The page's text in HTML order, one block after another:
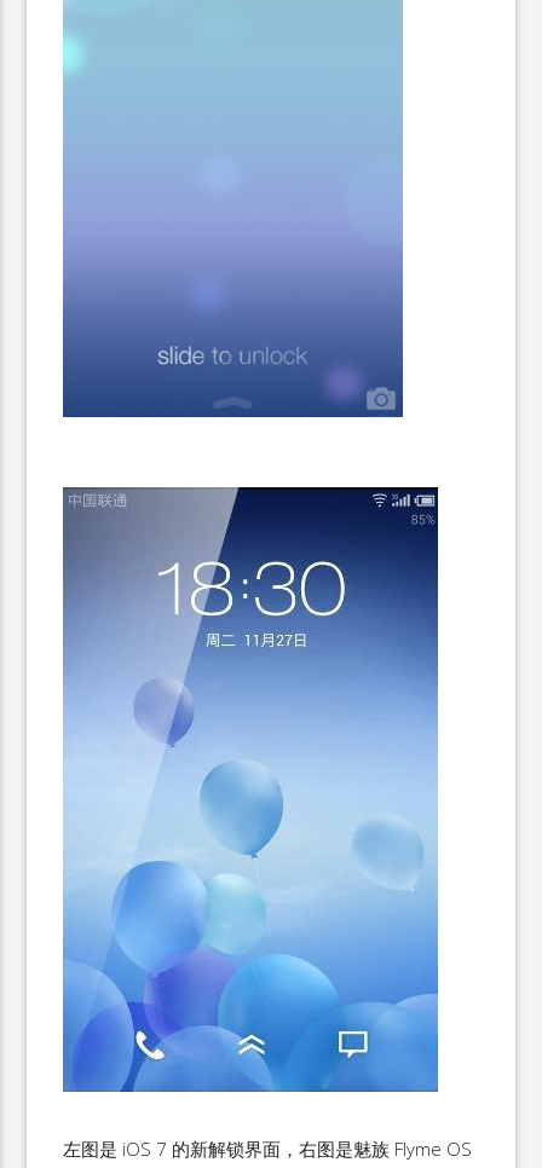
左图是 iOS 7 的新解锁界面，右图是魅族 Flyme OS